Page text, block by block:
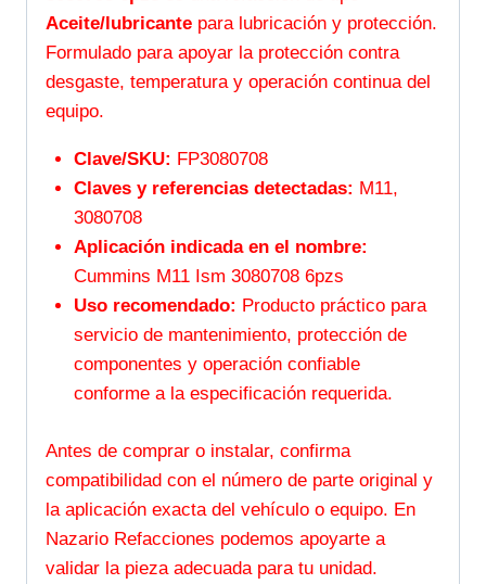
Aceite/lubricante para lubricación y protección.
Formulado para apoyar la protección contra
desgaste, temperatura y operación continua del
equipo.
Clave/SKU: FP3080708
Claves y referencias detectadas: M11,
3080708
Aplicación indicada en el nombre:
Cummins M11 Ism 3080708 6pzs
Uso recomendado: Producto práctico para
servicio de mantenimiento, protección de
componentes y operación confiable
conforme a la especificación requerida.
Antes de comprar o instalar, confirma
compatibilidad con el número de parte original y
la aplicación exacta del vehículo o equipo. En
Nazario Refacciones podemos apoyarte a
validar la pieza adecuada para tu unidad.